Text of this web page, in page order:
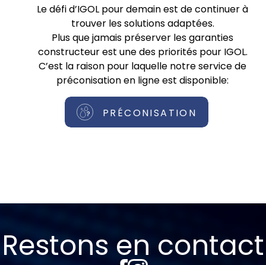
Le défi d’IGOL pour demain est de continuer à
trouver les solutions adaptées.
Plus que jamais préserver les garanties
constructeur est une des priorités pour IGOL.
C’est la raison pour laquelle notre service de
préconisation en ligne est disponible:
PRÉCONISATION
Restons en contact